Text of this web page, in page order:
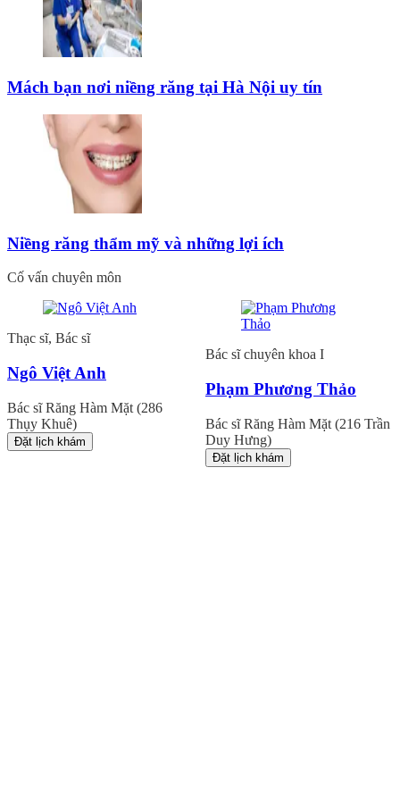
Mách bạn nơi niềng răng tại Hà Nội uy tín
Niềng răng thẩm mỹ và những lợi ích
Cố vấn chuyên môn
Thạc sĩ, Bác sĩ
Ngô Việt Anh
Bác sĩ Răng Hàm Mặt (286
Thụy Khuê)
Đặt lịch khám
Bác sĩ chuyên khoa I
Phạm Phương Thảo
Bác sĩ Răng Hàm Mặt (216 Trần
Duy Hưng)
Đặt lịch khám